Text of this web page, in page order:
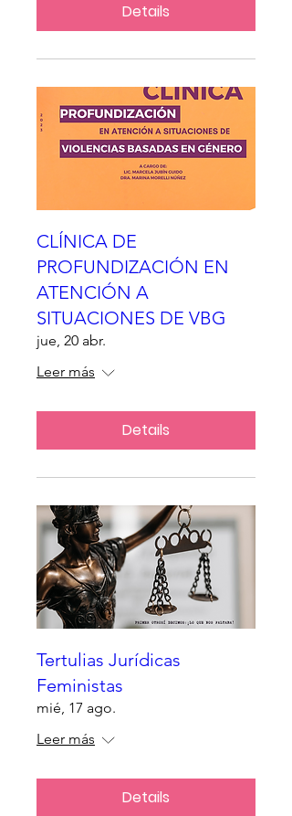
Details
CLÍNICA DE
PROFUNDIZACIÓN EN
ATENCIÓN A
SITUACIONES DE VBG
jue, 20 abr.
Leer más
Details
Tertulias Jurídicas
Feministas
mié, 17 ago.
Leer más
Details